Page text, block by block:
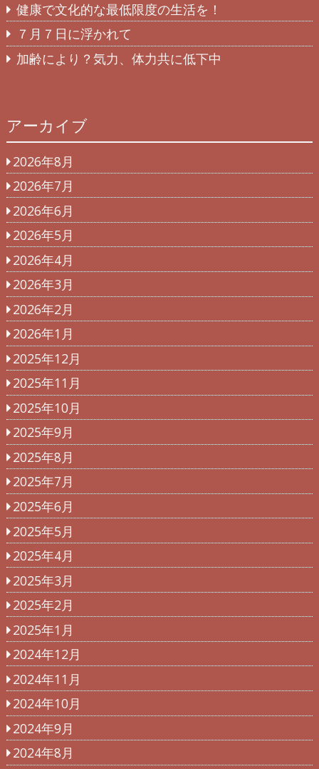
健康で文化的な最低限度の生活を！
７月７日に浮かれて
加齢により？気力、体力共に低下中
アーカイブ
2026年8月
2026年7月
2026年6月
2026年5月
2026年4月
2026年3月
2026年2月
2026年1月
2025年12月
2025年11月
2025年10月
2025年9月
2025年8月
2025年7月
2025年6月
2025年5月
2025年4月
2025年3月
2025年2月
2025年1月
2024年12月
2024年11月
2024年10月
2024年9月
2024年8月